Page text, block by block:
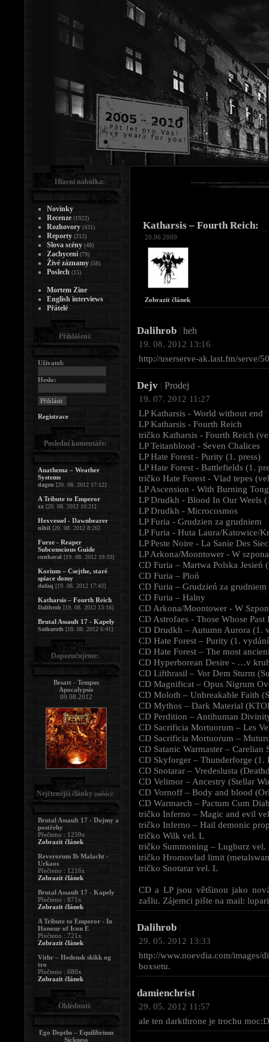
Katharsis – Fourth Reich:
20.06.2009
Zobrazit článek
Dalihrob | heh
19. 08. 2012 13:16
http://userserve-ak.last.fm/serve/
Dejv | Prodej
19. 07. 2012 11:27
LP Katharsis - World without end
LP Katharsis - Fourth Reich
tričko Katharsis - Fourth Reich
LP Teitanblood - Seven Chalices
LP Hate Forest - Purity (1. press)
LP Hate Forest - Battlefields (1.
tričko Hate Forest - Vlad tepes
LP Ascension - With Burning
LP Drudkh - Blood In Our Weels
LP Drudkh - Microcosmos
LP Furia - Grudzien za grudniem
LP Furia - Huta Laura/Katowice/
LP Peste Noire - La Sanie Des
LP Arkona/Moontower - W
CD Furia – Martwa Polska Jesień
CD Furia – Ploń
CD Furia – Grudzień za grudniem
CD Furia – Halny
CD Arkona/Moontower - W
CD Astrofaes - Those Whose
CD Drudkh – Autumn Aurora (1.
CD Hate Forest – Purity (1.
CD Hate Forest – The most
CD Hyperborean Desire - …v
CD Lifthrasil – Vor Dem Sturm
CD Magnificat – Opus Nigrum
CD Moloth – Unbreakable Faith
CD Mythos – Dark Material
CD Perdition – Antihuman
CD Sacrificia Mortuorum – Les
CD Sacrificia Mortuorum –
CD Satanic Warmaster – Carelian
CD Skyforger – Thunderforge (1.
CD Snotarar – Vredeslusta
CD Velimor – Ancestry (Stellar
CD Vornoff – Body and blood
CD Warmarch – Pactum Cum
tričko Inferno – Magic and evil
tričko Inferno – Hail demonic
tričko Wilk vel. L
tričko Summoning – Lugburz vel.
tričko Hromovlad limit
tričko Snotarar vel. L
CD a LP jsou většinou jako
zašlu. Zájemci pište na mail:
Dalihrob |
29. 05. 2012 13:33
http://www.noevdia.com/
boxsetu.
damienchrist |
29. 05. 2012 11:57
ale ten darkthrone je trochu moc:D
Hlavní nabídka:
Novinky
Recenze (1922)
Rozhovory (431)
Reporty (212)
Slova scény (48)
Zachycení (79)
Živé záznamy (58)
Poslech (15)
Mortem Zine
English interviews
Přátelé
Přihlášení:
Uživatel:
Heslo:
Registrace
Poslední komentáře:
Anathema – Weather
Systems
dagon [20. 08. 2012 17:12]
A Tribute to Emperor
xx [20. 08. 2012 10:21]
Hexvessel - Dawnbearer
nihil [20. 08. 2012 8:26]
Furze - Reaper
Subconscious Guide
cunhaval [19. 08. 2012 19:33]
Korium – Csejthe, staré
spiace domy
dufaq [19. 08. 2012 17:43]
Katharsis – Fourth Reich
Dalihrob [19. 08. 2012 13:16]
Brutal Assault 17 - Kapely
Satharoth [18. 08. 2012 6:41]
Doporučujeme:
Besatt - Tempus
Apocalypsis
09.08.2012
Nejčtenější články (měsíc):
Brutal Assault 17 - Dojmy a
postřehy
Přečteno : 1259x
Zobrazit článek
Reverorum Ib Malacht -
Urkaos
Přečteno : 1216x
Zobrazit článek
Brutal Assault 17 - Kapely
Přečteno : 871x
Zobrazit článek
A Tribute to Emperor - In
Honour of Icon E
Přečteno : 721x
Zobrazit článek
Vithr – Hedensk skikk og
tro
Přečteno : 680x
Zobrazit článek
Ohlédnutí:
Ego Depths – Equilibrium
Sickness